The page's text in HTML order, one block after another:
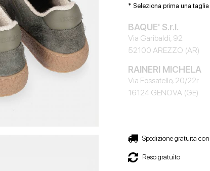
* Seleziona prima una taglia
BAQUE' S.r.l.
Via Garibaldi, 92
52100 AREZZO (AR)
RAINERI MICHELA
Via Fossatello, 20/22r
16124 GENOVA (GE)
Spedizione gratuita
Reso gratuito